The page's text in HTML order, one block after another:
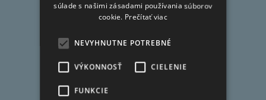
Obchodné podmienky
Reklamačný poriadok
Moja objednávka
súlade s našimi zásadami používania súborov
cookie. Prečítať viac
NEVYHNUTNE POTREBNÉ
VÝKONNOSŤ CIELENIE
FUNKCIE